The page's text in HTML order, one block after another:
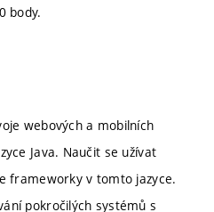
body.
webových a mobilních
Java. Naučit se užívat
frameworky v tomto jazyce.
pokročilých systémů s